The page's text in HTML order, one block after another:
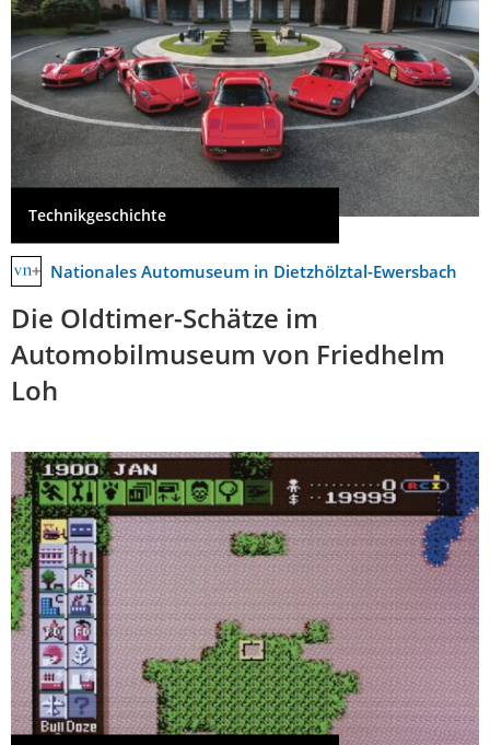
Technikgeschichte
Nationales Automuseum in Dietzhölztal-Ewersbach
Die Oldtimer-Schätze im
Automobilmuseum von Friedhelm
Loh